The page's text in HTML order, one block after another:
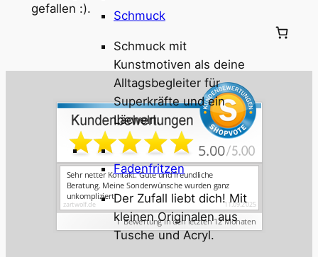
Schmuck
Schmuck mit
Kunstmotiven als deine
Alltagsbegleiter für
Superkräfte und ein
Lächeln.
Fadenfritzen
Der Zufall liebt dich! Mit
kleinen Originalen aus
Tusche und Acryl.
gefallen :).